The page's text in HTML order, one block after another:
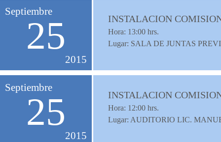
Septiembre
25
2015
INSTALACION
Hora: 13:00 hrs.
Lugar: SALA DE JUNTAS
Septiembre
25
2015
INSTALACION
Hora: 12:00 hrs.
Lugar: AUDITORIO LIC.